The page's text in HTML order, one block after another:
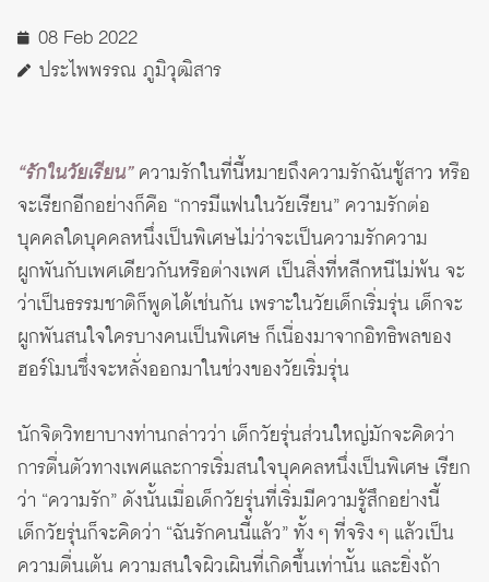
08 Feb 2022
ประไพพรรณ ภูมิวุฒิสาร
“รักในวัยเรียน”ความรักในที่นี้หมายถึงความรักฉันชู้สาว หรือ
จะเรียกอีกอย่างก็คือ “การมีแฟนในวัยเรียน” ความรักต่อ
บุคคลใดบุคคลหนึ่งเป็นพิเศษไม่ว่าจะเป็นความรักความ
ผูกพันกับเพศเดียวกันหรือต่างเพศ เป็นสิ่งที่หลีกหนีไม่พ้น จะ
ว่าเป็นธรรมชาติก็พูดได้เช่นกัน เพราะในวัยเด็กเริ่มรุ่น เด็กจะ
ผูกพันสนใจใครบางคนเป็นพิเศษ ก็เนื่องมาจากอิทธิพลของ
ฮอร์โมนซึ่งจะหลั่งออกมาในช่วงของวัยเริ่มรุ่น
นักจิตวิทยาบางท่านกล่าวว่า เด็กวัยรุ่นส่วนใหญ่มักจะคิดว่า
การตื่นตัวทางเพศและการเริ่มสนใจบุคคลหนึ่งเป็นพิเศษ เรียก
ว่า “ความรัก” ดังนั้นเมื่อเด็กวัยรุ่นที่เริ่มมีความรู้สึกอย่างนี้
เด็กวัยรุ่นก็จะคิดว่า “ฉันรักคนนี้แล้ว” ทั้ง ๆ ที่จริง ๆ แล้วเป็น
ความตื่นเต้น ความสนใจผิวเผินที่เกิดขึ้นเท่านั้น และยิ่งถ้า